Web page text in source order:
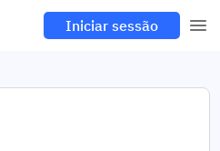
Iniciar sessão